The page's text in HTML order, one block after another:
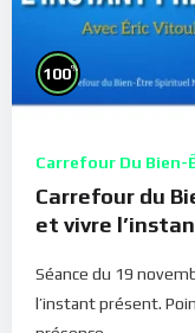
100%
Carrefour Du
Carrefour du
et vivre
Séance du 19
l’instant présent.